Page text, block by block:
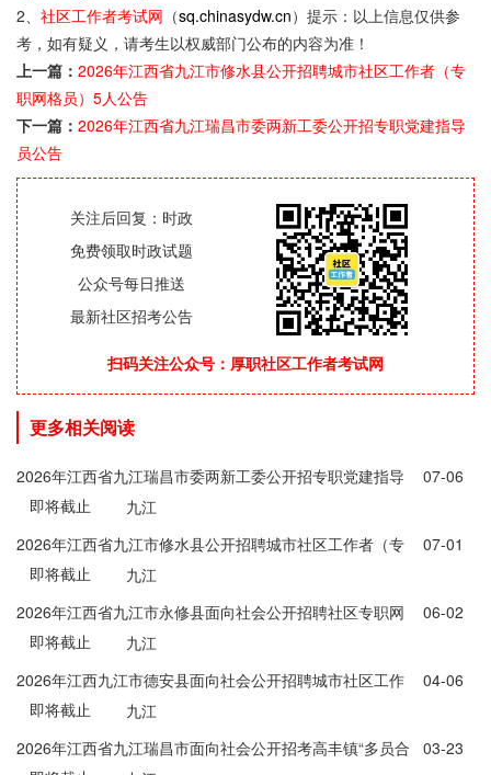
2、 社区工作者考试网 （sq.chinasydw.cn）提示：以上信息仅供参
考，如有疑义，请考生以权威部门公布的内容为准！
上一篇： 2026年江西省九江市修水县公开招聘城市社区工作者（专
职网格员）5人公告
下一篇： 2026年江西省九江瑞昌市委两新工委公开招专职党建指导
员公告
关注后回复：时政
免费领取时政试题
公众号每日推送
最新社区招考公告
扫码关注公众号：厚职社区工作者考试网
更多相关阅读
2026年江西省九江瑞昌市委两新工委公开招专职党建指导
员公告
07-06
即将截止
九江
2026年江西省九江市修水县公开招聘城市社区工作者（专
职网格员）5人公告
07-01
即将截止
九江
2026年江西省九江市永修县面向社会公开招聘社区专职网
格员9名公告
06-02
即将截止
九江
2026年江西九江市德安县面向社会公开招聘城市社区工作
者17人公告
04-06
即将截止
九江
2026年江西省九江瑞昌市面向社会公开招考高丰镇“多员合
03-23